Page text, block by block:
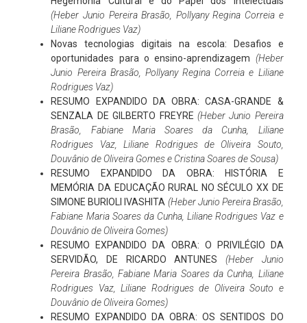
(Heber Junio Pereira Brasão, Pollyany Regina Correia e
Liliane Rodrigues Vaz)
Novas tecnologias digitais na escola: Desafios e
oportunidades para o ensino-aprendizagem (Heber
Junio Pereira Brasão, Pollyany Regina Correia e Liliane
Rodrigues Vaz)
RESUMO EXPANDIDO DA OBRA: CASA-GRANDE &
SENZALA DE GILBERTO FREYRE (Heber Junio Pereira
Brasão, Fabiane Maria Soares da Cunha, Liliane
Rodrigues Vaz, Liliane Rodrigues de Oliveira Souto,
Douvânio de Oliveira Gomes e Cristina Soares de Sousa)
RESUMO EXPANDIDO DA OBRA: HISTÓRIA E
MEMÓRIA DA EDUCAÇÃO RURAL NO SÉCULO XX DE
SIMONE BURIOLI IVASHITA (Heber Junio Pereira Brasão,
Fabiane Maria Soares da Cunha, Liliane Rodrigues Vaz e
Douvânio de Oliveira Gomes)
RESUMO EXPANDIDO DA OBRA: O PRIVILÉGIO DA
SERVIDÃO, DE RICARDO ANTUNES
(Heber Junio
Pereira Brasão, Fabiane Maria Soares da Cunha, Liliane
Rodrigues Vaz, Liliane Rodrigues de Oliveira Souto e
Douvânio de Oliveira Gomes)
RESUMO EXPANDIDO DA OBRA: OS SENTIDOS DO